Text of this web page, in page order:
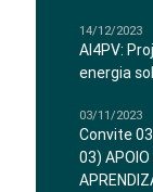
14/12/2023
AI4PV:
energia
03/11/2023
Convite
03) APOIO